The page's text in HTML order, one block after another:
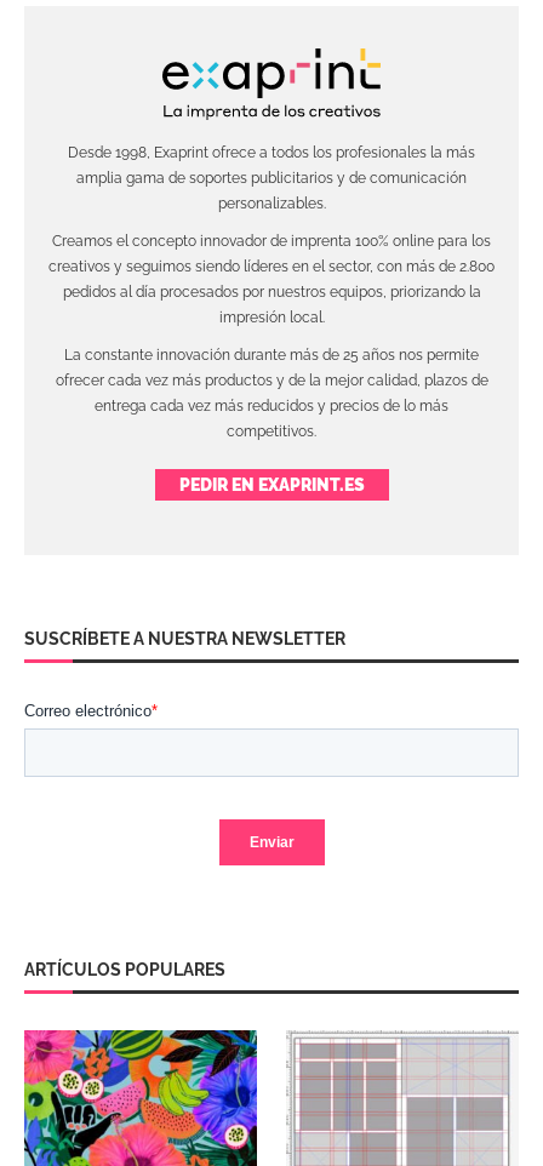
Desde 1998, Exaprint ofrece a todos los profesionales la más
amplia gama de soportes publicitarios y de comunicación
personalizables.
Creamos el concepto innovador de imprenta 100% online para los
creativos y seguimos siendo líderes en el sector, con más de 2.800
pedidos al día procesados por nuestros equipos, priorizando la
impresión local.
La constante innovación durante más de 25 años nos permite
ofrecer cada vez más productos y de la mejor calidad, plazos de
entrega cada vez más reducidos y precios de lo más
competitivos.
PEDIR EN EXAPRINT.ES
SUSCRÍBETE A NUESTRA NEWSLETTER
ARTÍCULOS POPULARES